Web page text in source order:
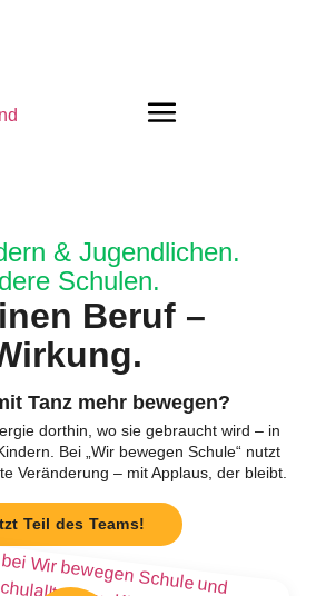
& Jugendlichen.
Schulen.
Beruf –
Tanz mehr bewegen?
dorthin, wo sie gebraucht wird – in
Bei „Wir bewegen Schule“ nutzt
Veränderung – mit Applaus, der bleibt.
Teil des Teams!